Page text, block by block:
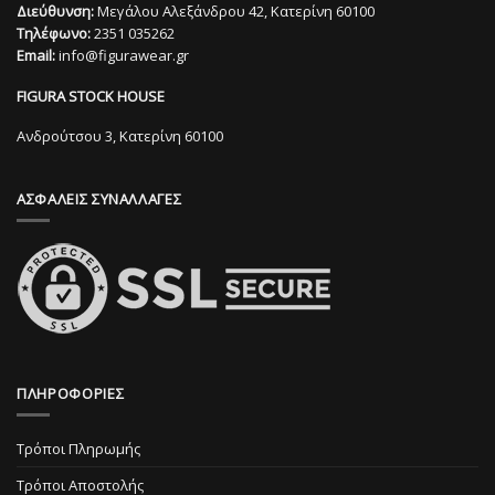
παραλλαγές.
Οι
επιλογές
μπορούν
να
επιλεγούν
του
παραλλαγές.
Διεύθυνση:Μεγάλου Αλεξάνδρου 42, Κατερίνη 60100
Τηλέφωνο:2351 035262
Email:info@figurawear.gr
FIGURA STOCK HOUSE
Ανδρούτσου 3, Κατερίνη 60100
ΑΣΦΑΛΕΙΣ ΣΥΝΑΛΛΑΓΕΣ
ΠΛΗΡΟΦΟΡΙΕΣ
Τρόποι Πληρωμής
Τρόποι Αποστολής